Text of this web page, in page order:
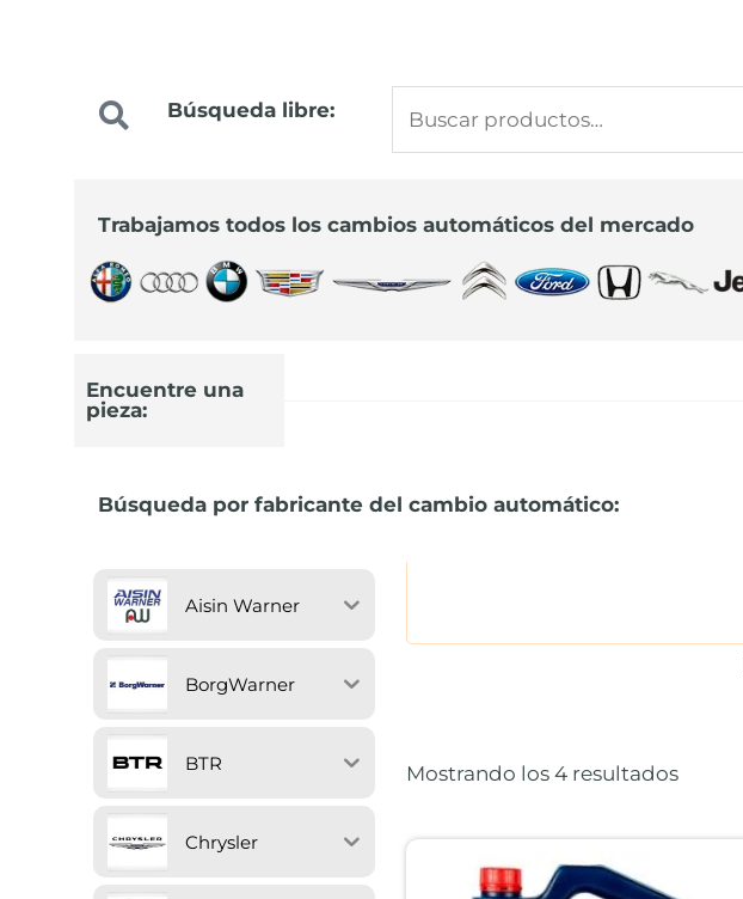
Precios especiales
91 644 44 22
Búsqueda libre:
Trabajamos todos los cambios automáticos del mercado
Encuentre una
pieza:
Búsqueda por fabricante del cambio automático:
Aisin Warner
BorgWarner
BTR
Chrysler
Mostrando los 4 resultadosalto